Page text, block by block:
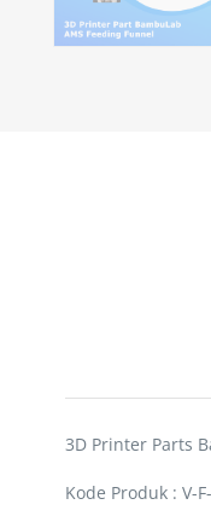
3D Printer Parts
Kode Produk : V-